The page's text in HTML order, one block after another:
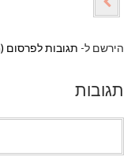
הירשם ל- תגובות לפרסום (Atom)
תגובות